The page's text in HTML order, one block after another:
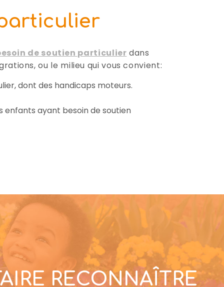
de soutien particulier dans
ou le milieu qui vous convient:
dont des handicaps moteurs.
enfants ayant besoin de soutien
RECONNAÎTRE